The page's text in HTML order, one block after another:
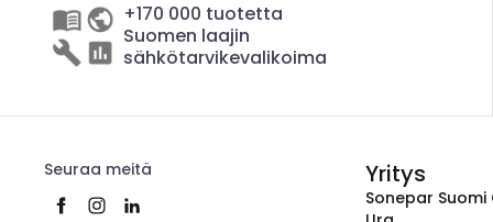
+170 000 tuotetta
Suomen laajin
sähkötarvikevalikoima
Seuraa meitä Yritys
Sonepar Suomi